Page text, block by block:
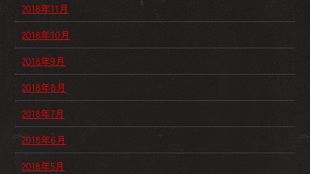
2018年11月
2018年10月
2018年9月
2018年8月
2018年7月
2018年6月
2018年5月